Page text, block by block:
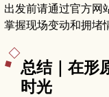
出发前请通过官方网
掌握现场变动和拥堵
总结｜在形
时光